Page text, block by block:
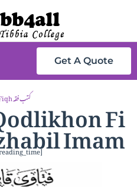
Get A Quote
Kutub Fiqh کتب فقہ Fi
Imam